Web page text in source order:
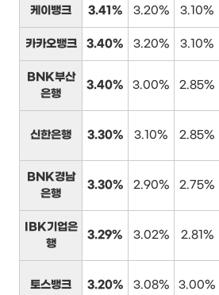
케이뱅크 3.41% 3.20% 3.10%
카카오뱅크 3.40% 3.20% 3.10%
BNK부산
은행
3.40% 3.00% 2.85%
신한은행 3.30% 3.10% 2.85%
BNK경남
은행
3.30% 2.90% 2.75%
IBK기업은
행
3.29% 3.02% 2.81%
토스뱅크 3.20% 3.08% 3.00%